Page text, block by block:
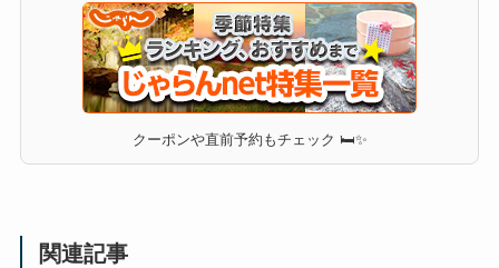
クーポンや直前予約もチェック 🛏✨
関連記事